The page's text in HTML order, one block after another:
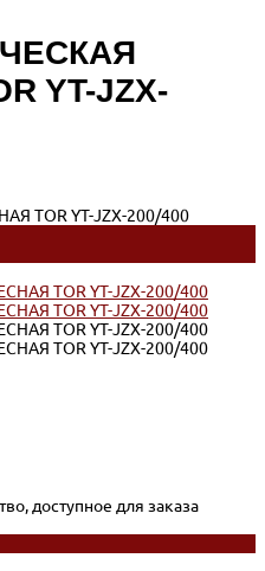
YT-JZX-
TOR YT-JZX-200/400
доступное для заказа